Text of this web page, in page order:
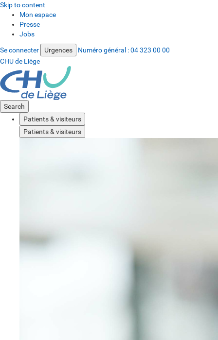
Skip to content
Mon espace
Presse
Jobs
Se connecter Urgences Numéro général :04 323 00 00
CHU de Liège
Search
Patients & visiteurs
Patients & visiteurs